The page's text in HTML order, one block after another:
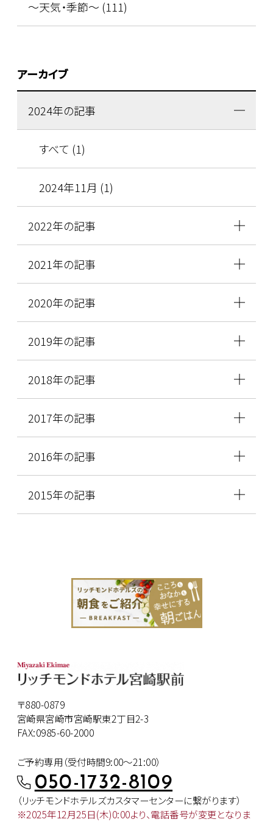
～天気・季節～ (111)
アーカイブ
2024年の記事
すべて (1)
2024年11月 (1)
2022年の記事
2021年の記事
2020年の記事
2019年の記事
2018年の記事
2017年の記事
2016年の記事
2015年の記事
〒880-0879
宮崎県宮崎市宮崎駅東2丁目2-3
FAX:0985-60-2000
ご予約専用（受付時間9:00～21:00）
050-1732-8109
（リッチモンドホテルズカスタマーセンターに繋がります）
※2025年12月25日(木)0:00より、電話番号が変更となりま